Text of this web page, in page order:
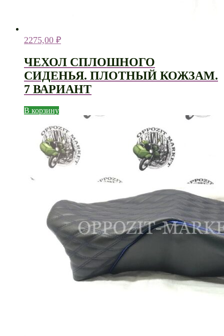
2275,00 ₽
ЧЕХОЛ СПЛОШНОГО
СИДЕНЬЯ. ПЛОТНЫЙ КОЖЗАМ.
7 ВАРИАНТ
В корзину